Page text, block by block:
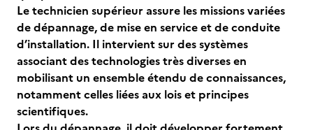
Le technicien supérieur assure les missions variées
de dépannage, de mise en service et de conduite
d’installation. Il intervient sur des systèmes
associant des technologies très diverses en
mobilisant un ensemble étendu de connaissances,
notamment celles liées aux lois et principes
scientifiques.